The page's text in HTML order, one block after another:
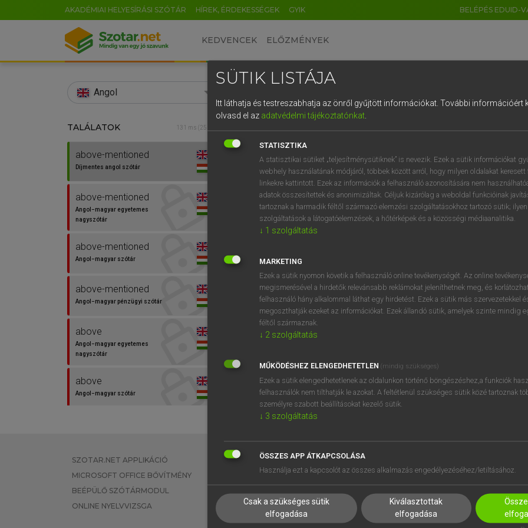
AKADÉMIAI HELYESÍRÁSI SZÓTÁR HÍREK, ÉRDEKESSÉGEK GYIK BELÉPÉS EDUID-
KEDVENCEK ELŐZMÉNYEK
Angol
TALÁLATOK 131 ms (25 db)
above-mentioned
Díjmentes angol szótár
above-mentioned
Angol−magyar egyetemes
nagyszótár
above-mentioned
Angol−magyar szótár
above-mentioned
Angol−magyar pénzügyi szótár
above
Angol−magyar egyetemes
nagyszótár
above
Angol−magyar szótár
előbb említett
Magyar−angol egyetemes
nagyszótár
Díjmentes angol szótár
above-mentioned mn
fenti
hivatkozott
fentnevezett
⚲ above-mentioned
SZOTAR.NET APPLIKÁCIÓ
MICROSOFT OFFICE BŐVÍTMÉNY
BEÉPÜLŐ SZÓTÁRMODUL
ONLINE NYELVVIZSGA
EGYÉNI FELHASZNÁLÓKNAK
TANULÓKNAK
VÁLLALATI MEGOLDÁSOK
SÚGÓ
RÓLUNK
SÜTI BEÁLLÍTÁSOK
SÜTIK LISTÁJA
Itt láthatja és testreszabhatja az önről gyűjtött információkat. További információért
olvasd el az adatvédelmi tájékoztatónkat.
STATISZTIKA
A statisztikai sütiket „teljesítménysütiknek” is nevezik. Ezek a sütik információkat
webhely használatának módjáról, többek között arról, hogy milyen oldalakat keresett
linkekre kattintott. Ezek az információk a felhasználó azonosítására nem
adatok összesítettek és anonimizáltak. Céljuk kizárólag a weboldal funkcióinak
tartoznak a harmadik féltől származó elemzési szolgáltatásokhoz tartozó sütik;
szolgáltatások a látogatóelemzések, a hőtérképek és a közösségi médiaanalitika.
↓ 1 szolgáltatás
MARKETING
Ezek a sütik nyomon követik a felhasználó online tevékenységét. Az online
megismerésével a hirdetők relevánsabb reklámokat jeleníthetnek meg, és
felhasználó hány alkalommal láthat egy hirdetést. Ezek a sütik más szervezetekkel
megoszthatják ezeket az információkat. Ezek állandó sütik, amelyek szinte mindig
féltől származnak.
↓ 2 szolgáltatás
MŰKÖDÉSHEZ ELENGEDHETETLEN (mindig szükséges)
Ezek a sütik elengedhetetlenek az oldalunkon történő böngészéshez,a funkciók
felhasználók nem tilthatják le azokat. A feltétlenül szükséges sütik közé tartoznak
személyre szabott beállításokat kezelő sütik.
↓ 3 szolgáltatás
ÖSSZES APP ÁTKAPCSOLÁSA
Használja ezt a kapcsolót az összes alkalmazás engedélyezéséhez/letiltásához.
Csak a szükséges sütik
elfogadása
Kiválasztottak
elfogadása
EN HU DE CN FR ES IT NL
0 1 2 3 4 5 6 7 8 9
q w e r t z u i
a s d f g h j k l é
í y x c v b n m , .